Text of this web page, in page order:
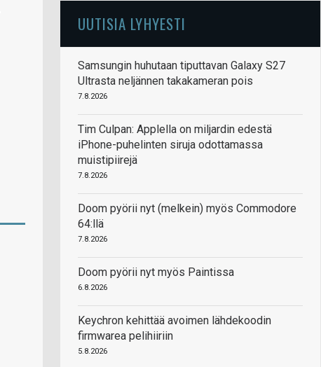
UUTISIA LYHYESTI
Samsungin huhutaan tiputtavan Galaxy S27
Ultrasta neljännen takakameran pois
7.8.2026
Tim Culpan: Applella on miljardin edestä
iPhone-puhelinten siruja odottamassa
muistipiirejä
7.8.2026
Doom pyörii nyt (melkein) myös Commodore
64:llä
7.8.2026
Doom pyörii nyt myös Paintissa
6.8.2026
Keychron kehittää avoimen lähdekoodin
firmwarea pelihiiriin
5.8.2026